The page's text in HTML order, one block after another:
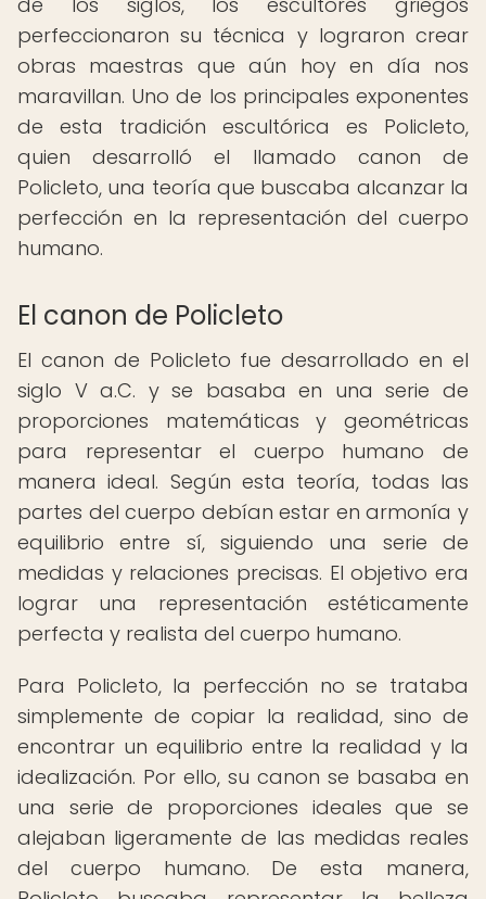
perfeccionaron su técnica y lograron crear
obras maestras que aún hoy en día nos
maravillan. Uno de los principales exponentes
de esta tradición escultórica es Policleto,
quien desarrolló el llamado canon de
Policleto, una teoría que buscaba alcanzar la
perfección en la representación del cuerpo
humano.
El canon de Policleto
El canon de Policleto fue desarrollado en el
siglo V a.C. y se basaba en una serie de
proporciones matemáticas y geométricas
para representar el cuerpo humano de
manera ideal. Según esta teoría, todas las
partes del cuerpo debían estar en armonía y
equilibrio entre sí, siguiendo una serie de
medidas y relaciones precisas. El objetivo era
lograr una representación estéticamente
perfecta y realista del cuerpo humano.
Para Policleto, la perfección no se trataba
simplemente de copiar la realidad, sino de
encontrar un equilibrio entre la realidad y la
idealización. Por ello, su canon se basaba en
una serie de proporciones ideales que se
alejaban ligeramente de las medidas reales
del cuerpo humano. De esta manera,